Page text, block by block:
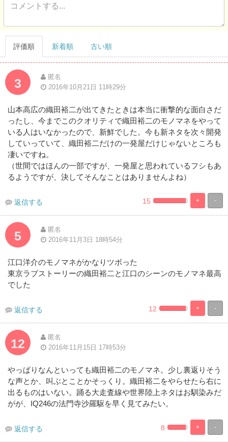
評価順 新着順 古い順
3
匿名
2016年10月21日 11時29分
山本高広の織田裕二が出てきたときは本当に衝撃的な面白さだ
ったし、今までこのクオリティで織田裕二のモノマネをやって
いる人はいなかったので、新鮮でした。今も新ネタを次々開発
していっていて、織田裕二だけの一発屋だけじゃないところも
凄いですね。
（世間ではほんの一部ですが、一発屋と思われているフシもあ
るようですが、決してそんなことはありませんよね）
-
+
2.9411764705882%
15
返信する
5
匿名
2016年11月3日 18時54分
江口洋介のモノマネがかなりツボった
東京ラブストーリーの織田裕二と江口のシーンのモノマネ最高
でした
-
+
2.9411764705882%
12
返信する
12
匿名
2016年11月15日 17時53分
やっぱりなんといっても織田裕二のモノマネ。少し裏返りそう
な声とか、叫ぶとことかそっくり。織田裕二をやらせたら右に
出るものはいない。踊る大走査線や世界陸上ネタはお馴染みだ
がが、IQ246の法門寺沙羅駆を早く見てみたい。
-
+
8
返信する